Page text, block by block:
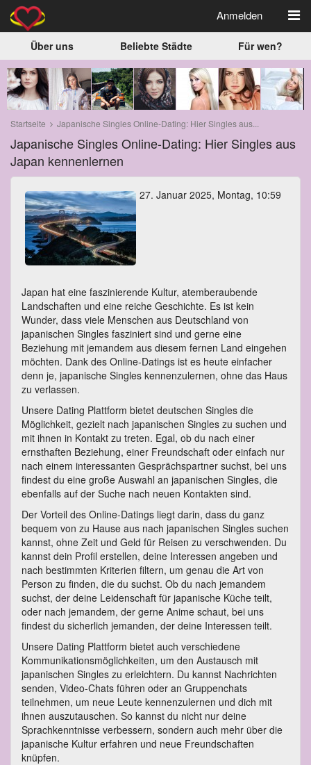
Anmelden
Über uns Beliebte Städte Für wen?
Startseite Japanische Singles Online-Dating: Hier Singles aus...
Japanische Singles Online-Dating: Hier Singles aus
Japan kennenlernen
27. Januar 2025, Montag, 10:59
Japan hat eine faszinierende Kultur, atemberaubende
Landschaften und eine reiche Geschichte. Es ist kein
Wunder, dass viele Menschen aus Deutschland von
japanischen Singles fasziniert sind und gerne eine
Beziehung mit jemandem aus diesem fernen Land eingehen
möchten. Dank des Online-Datings ist es heute einfacher
denn je, japanische Singles kennenzulernen, ohne das Haus
zu verlassen.
Unsere Dating Plattform bietet deutschen Singles die
Möglichkeit, gezielt nach japanischen Singles zu suchen und
mit ihnen in Kontakt zu treten. Egal, ob du nach einer
ernsthaften Beziehung, einer Freundschaft oder einfach nur
nach einem interessanten Gesprächspartner suchst, bei uns
findest du eine große Auswahl an japanischen Singles, die
ebenfalls auf der Suche nach neuen Kontakten sind.
Der Vorteil des Online-Datings liegt darin, dass du ganz
bequem von zu Hause aus nach japanischen Singles suchen
kannst, ohne Zeit und Geld für Reisen zu verschwenden. Du
kannst dein Profil erstellen, deine Interessen angeben und
nach bestimmten Kriterien filtern, um genau die Art von
Person zu finden, die du suchst. Ob du nach jemandem
suchst, der deine Leidenschaft für japanische Küche teilt,
oder nach jemandem, der gerne Anime schaut, bei uns
findest du sicherlich jemanden, der deine Interessen teilt.
Unsere Dating Plattform bietet auch verschiedene
Kommunikationsmöglichkeiten, um den Austausch mit
japanischen Singles zu erleichtern. Du kannst Nachrichten
senden, Video-Chats führen oder an Gruppenchats
teilnehmen, um neue Leute kennenzulernen und dich mit
ihnen auszutauschen. So kannst du nicht nur deine
Sprachkenntnisse verbessern, sondern auch mehr über die
japanische Kultur erfahren und neue Freundschaften
knüpfen.